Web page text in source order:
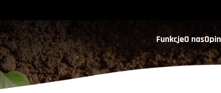
FunkcjeO nas